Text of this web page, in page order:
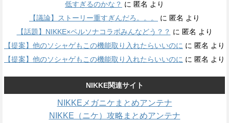
低すぎるのかな？ に 匿名 より
【議論】ストーリー重すぎんだろ。。。
に 匿名 より
【話題】NIKKE×ペルソナコラボみんなどう？？ に 匿名 より
【提案】他のソシャゲもこの機能取り入れたらいいのに に 匿名 より
【提案】他のソシャゲもこの機能取り入れたらいいのに に 匿名 より
NIKKE関連サイト
NIKKEメガニケまとめアンテナ
NIKKE（ニケ）攻略まとめアンテナ